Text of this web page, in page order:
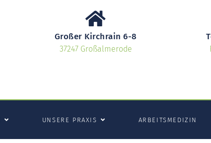
Großer Kirchrain 6-8
37247 Großalmerode
UNSERE PRAXIS ARBEITSMEDIZIN